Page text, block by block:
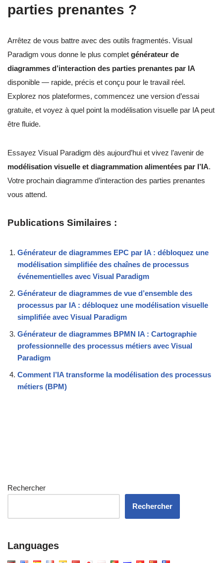
parties prenantes ?
Arrêtez de vous battre avec des outils fragmentés. Visual
Paradigm vous donne le plus complet générateur de
diagrammes d’interaction des parties prenantes par IA
disponible — rapide, précis et conçu pour le travail réel.
Explorez nos plateformes, commencez une version d’essai
gratuite, et voyez à quel point la modélisation visuelle par IA peut
être fluide.
Essayez Visual Paradigm dès aujourd’hui et vivez l’avenir de
modélisation visuelle et diagrammation alimentées par l’IA.
Votre prochain diagramme d’interaction des parties prenantes
vous attend.
Publications Similaires :
Générateur de diagrammes EPC par IA : débloquez une
modélisation simplifiée des chaînes de processus
événementielles avec Visual Paradigm
Générateur de diagrammes de vue d’ensemble des
processus par IA : débloquez une modélisation visuelle
simplifiée avec Visual Paradigm
Générateur de diagrammes BPMN IA : Cartographie
professionnelle des processus métiers avec Visual
Paradigm
Comment l’IA transforme la modélisation des processus
métiers (BPM)
Rechercher
Rechercher
Languages